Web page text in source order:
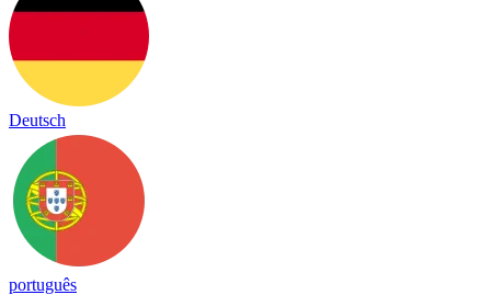
Deutsch
português